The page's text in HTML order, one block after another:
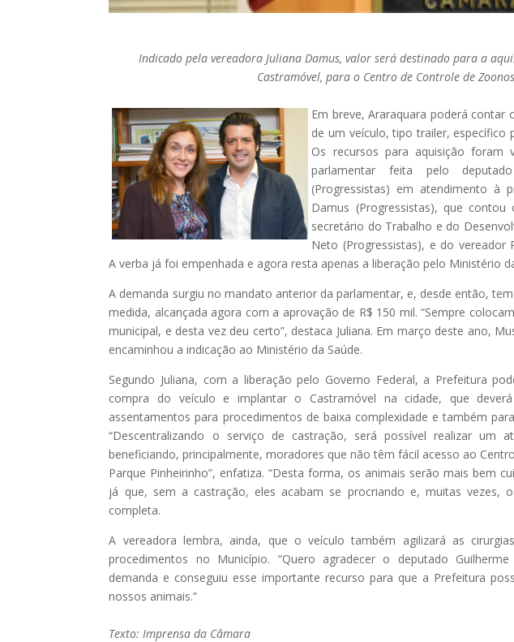
Indicado pela vereadora Juliana Damus, valor será destinado para a
Castramóvel, para o Centro de Controle de
Em breve, Araraquara poderá contar
de um veículo, tipo trailer, específico
Os recursos para aquisição foram
parlamentar feita pelo
(Progressistas) em atendimento à
Damus (Progressistas), que
secretário do Trabalho e do
Neto (Progressistas), e do vereador
A verba já foi empenhada e agora resta apenas a liberação pelo Ministério
A demanda surgiu no mandato anterior da parlamentar, e, desde então,
medida, alcançada agora com a aprovação de R$ 150 mil. “Sempre
municipal, e desta vez deu certo”, destaca Juliana. Em março deste ano,
encaminhou a indicação ao Ministério da Saúde.
Segundo Juliana, com a liberação pelo Governo Federal, a Prefeitura
compra do veículo e implantar o Castramóvel na cidade, que
assentamentos para procedimentos de baixa complexidade e também
“Descentralizando o serviço de castração, será possível realizar um
beneficiando, principalmente, moradores que não têm fácil acesso ao
Parque Pinheirinho”, enfatiza. “Desta forma, os animais serão mais bem
já que, sem a castração, eles acabam se procriando e, muitas vezes,
completa.
A vereadora lembra, ainda, que o veículo também agilizará as
procedimentos no Município. “Quero agradecer o deputado
demanda e conseguiu esse importante recurso para que a Prefeitura
nossos animais.”
Texto: Imprensa da Câmara